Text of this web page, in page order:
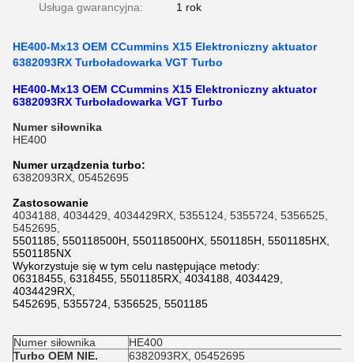
Usługa gwarancyjna: 1 rok
HE400-Mx13 OEM CCummins X15 Elektroniczny aktuator
6382093RX Turboładowarka VGT Turbo
HE400-Mx13 OEM CCummins X15 Elektroniczny aktuator
6382093RX Turboładowarka VGT Turbo
Numer siłownika
HE400
Numer urządzenia turbo:
6382093RX, 05452695
Zastosowanie
4034188, 4034429, 4034429RX, 5355124, 5355724, 5356525,
5452695,
5501185, 550118500H, 550118500HX, 5501185H, 5501185HX,
5501185NX
Wykorzystuje się w tym celu następujące metody:
06318455, 6318455, 5501185RX, 4034188, 4034429,
4034429RX,
5452695, 5355724, 5356525, 5501185
Numer siłownika
HE400
Turbo OEM NIE.
6382093RX, 05452695